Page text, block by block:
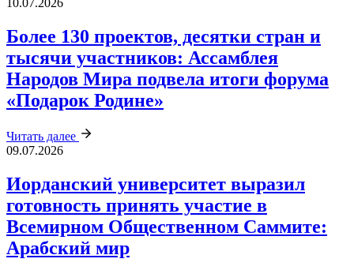
Более 130 проектов, десятки стран и
тысячи участников: Ассамблея
Народов Мира подвела итоги форума
«Подарок Родине»
Читать далее
09.07.2026
Иорданский университет выразил
готовность принять участие в
Всемирном Общественном Саммите:
Арабский мир